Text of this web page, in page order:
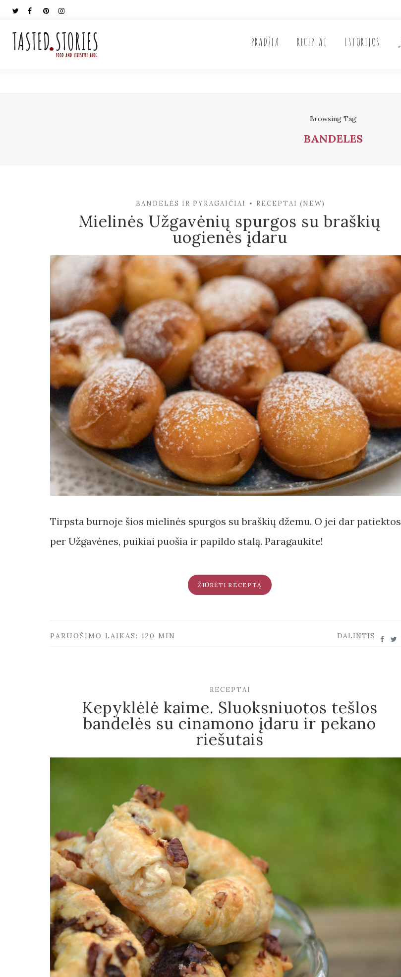
PRADŽIA RECEPTAI ISTORIJOS
Browsing Tag
BANDELES
BANDELĖS IR PYRAGAIČIAI • RECEPTAI (NEW)
Mielinės Užgavėnių spurgos su braškių
uogienės įdaru
Tirpsta burnoje šios mielinės spurgos su braškių džemu. O jei dar patiektos
per Užgavėnes, puikiai puošia ir papildo stalą. Paragaukite!
ŽIŪRĖTI RECEPTĄ
DALINTIS
PARUOŠIMO LAIKAS: 120 MIN
RECEPTAI
Kepyklėlė kaime. Sluoksniuotos tešlos
bandelės su cinamono įdaru ir pekano
riešutais